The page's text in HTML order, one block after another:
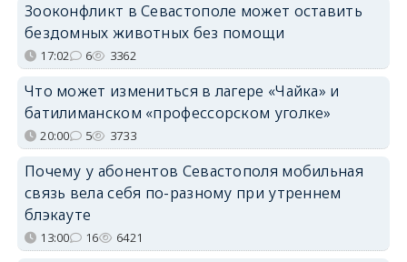
Зооконфликт в Севастополе может оставить
бездомных животных без помощи
17:02 6 3362
Что может измениться в лагере «Чайка» и
батилиманском «профессорском уголке»
20:00 5 3733
Почему у абонентов Севастополя мобильная
связь вела себя по-разному при утреннем
блэкауте
13:00 16 6421